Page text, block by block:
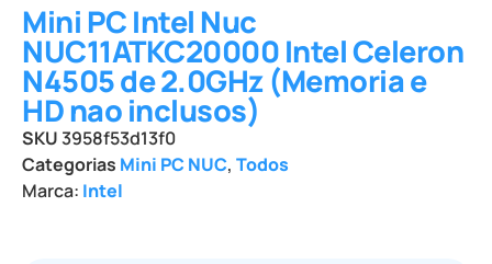
Mini PC Intel Nuc
NUC11ATKC20000 Intel Celeron
N4505 de 2.0GHz (Memoria e
HD nao inclusos)
SKU3958f53d13f0
Categorias Mini PC NUC, Todos
Marca: Intel